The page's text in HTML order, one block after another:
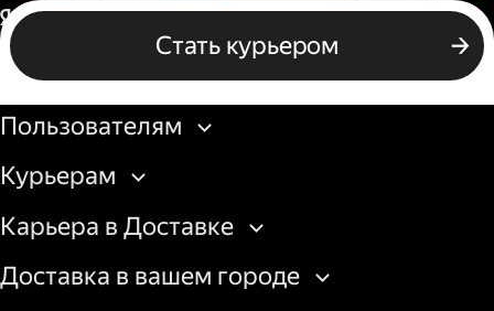
Водитель грузового авто
Стать курьером
Россия
Бизнесу
Пользователям
Курьерам
Карьера в Доставке
Доставка в вашем городе